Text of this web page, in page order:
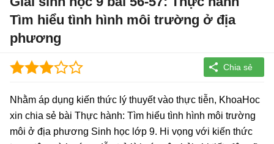
Tìm hiểu tình hình môi trường ở địa
phương
Nhằm áp dụng kiến thức lý thuyết vào thực tiễn, KhoaHoc
xin chia sẻ bài Thực hành: Tìm hiểu tình hình môi trường
môi ở địa phương Sinh học lớp 9. Hi vọng với kiến thức